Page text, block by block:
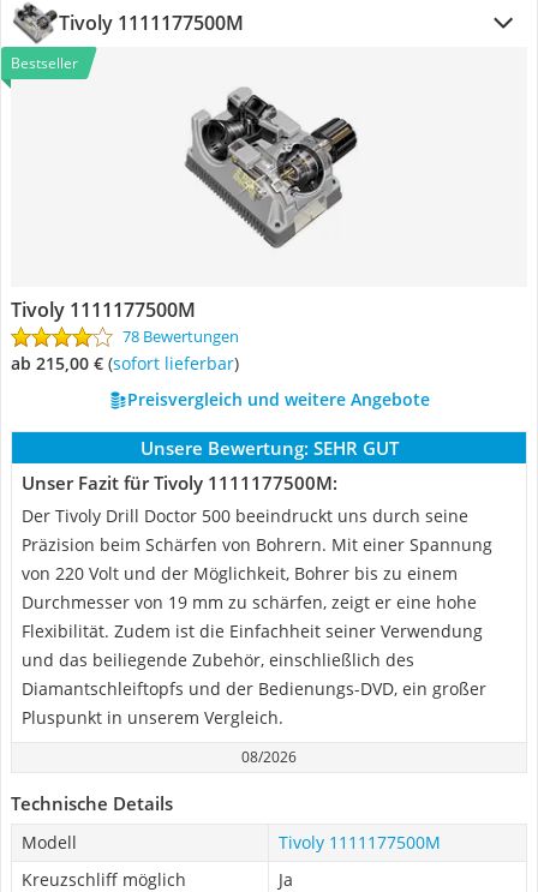
Tivoly 1111177500M
Bestseller
Tivoly 1111177500M
78 Bewertungen
ab 215,00 € ( Sofort lieferbar)
Preisvergleich und weitere Angebote
Unsere Bewertung: SEHR GUT
Unser Fazit für Tivoly 1111177500M:
Der Tivoly Drill Doctor 500 beeindruckt uns durch seine
Präzision beim Schärfen von Bohrern. Mit einer Spannung
von 220 Volt und der Möglichkeit, Bohrer bis zu einem
Durchmesser von 19 mm zu schärfen, zeigt er eine hohe
Flexibilität. Zudem ist die Einfachheit seiner Verwendung
und das beiliegende Zubehör, einschließlich des
Diamantschleiftopfs und der Bedienungs-DVD, ein großer
Pluspunkt in unserem Vergleich.
08/2026
Technische Details
Modell
Tivoly 1111177500M
Kreuzschliff möglich
Ja